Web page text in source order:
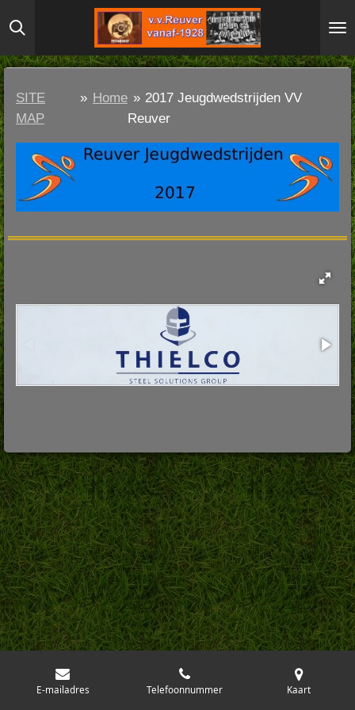
Ga
direct
naar
hoofdinhoud
SITE
MAP
» Home » 2017 Jeugdwedstrijden VV
Reuver
E-mailadres Telefoonnummer Kaart